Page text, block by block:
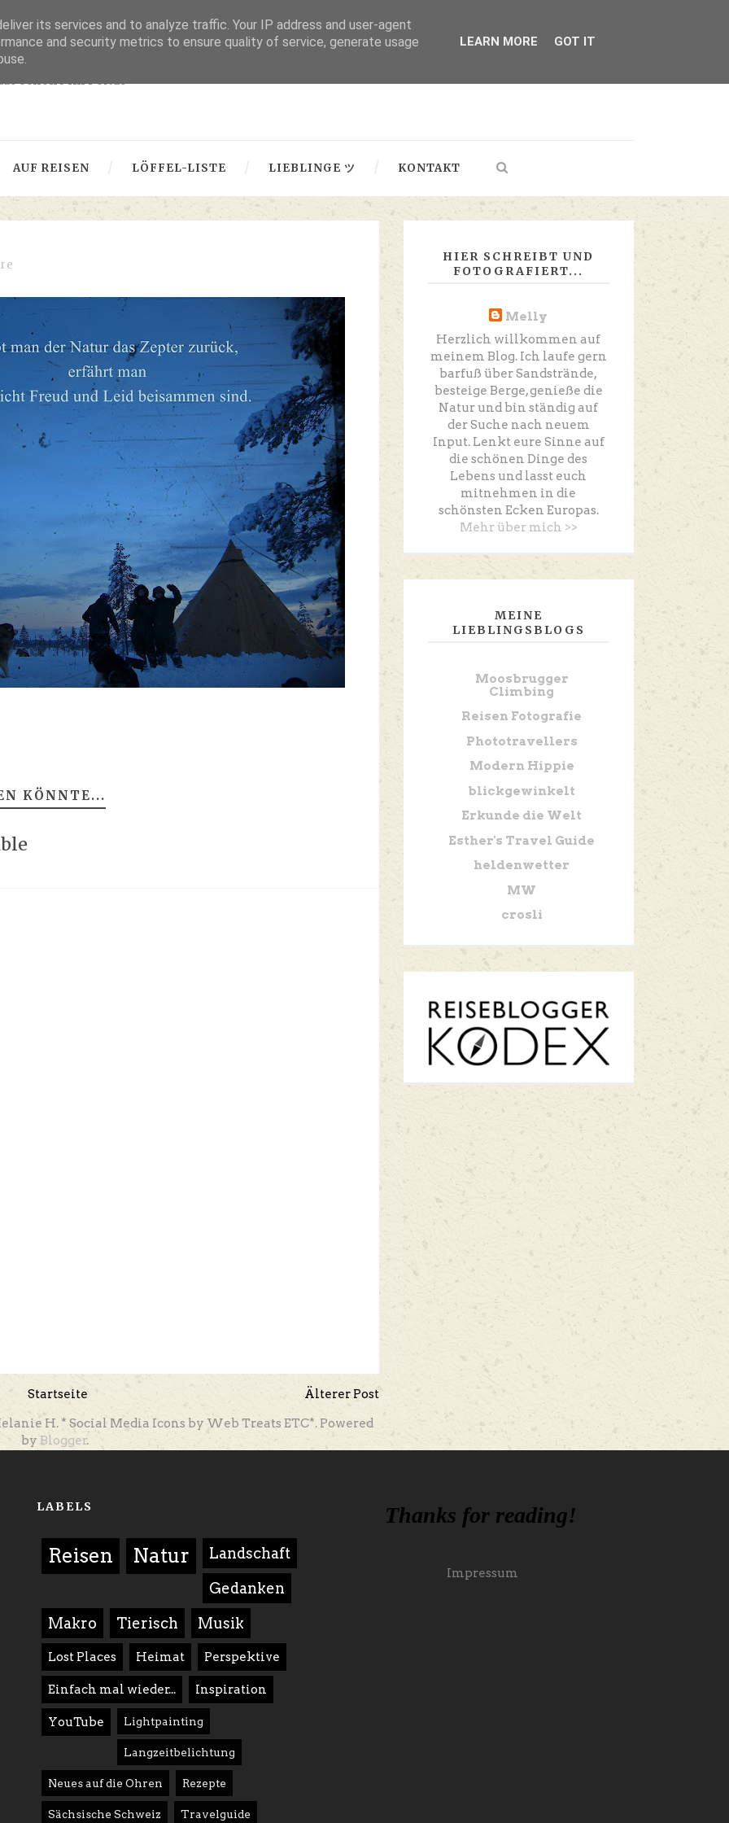
lensed eyes
AUF REISEN LÖFFEL-LISTE LIEBLINGE ツ KONTAKT
KÖNNTE...
Älterer Post
Startseite
H. * Social Media Icons by Web Treats ETC*. Powered
by Blogger.
HIER SCHREIBT UND
FOTOGRAFIERT...
Melly
Herzlich willkommen auf
meinem Blog. Ich laufe gern
barfuß über Sandstrände,
besteige Berge, genieße die
Natur und bin ständig auf
der Suche nach neuem
Input. Lenkt eure Sinne auf
die schönen Dinge des
Lebens und lasst euch
mitnehmen in die
schönsten Ecken Europas.
Mehr über mich >>
MEINE
LIEBLINGSBLOGS
Moosbrugger
Climbing
Reisen Fotografie
Phototravellers
Modern Hippie
blickgewinkelt
Erkunde die Welt
Esther's Travel Guide
heldenwetter
MW
crosli
LABELS
Reisen Natur Landschaft
Gedanken
Makro Tierisch Musik
Lost Places Heimat Perspektive
Einfach mal wieder... Inspiration
YouTube Lightpainting
Langzeitbelichtung
Neues auf die Ohren Rezepte
Sächsische Schweiz Travelguide
Thanks for reading!
Impressum
its services and to analyze traffic. Your IP address and user-agent
and security metrics to ensure quality of service, generate usage
LEARN MORE GOT IT